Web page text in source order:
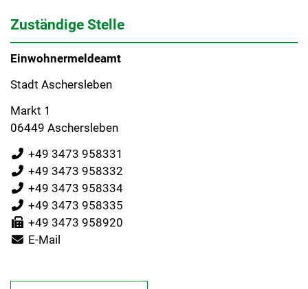
Zuständige Stelle
Einwohnermeldeamt
Stadt Aschersleben
Markt 1
06449 Aschersleben
+49 3473 958331
+49 3473 958332
+49 3473 958334
+49 3473 958335
+49 3473 958920
E-Mail